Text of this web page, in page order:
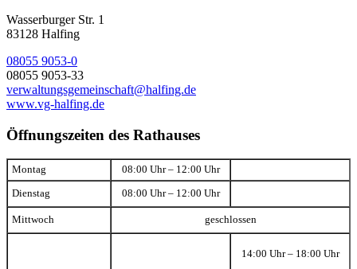
Wasserburger Str. 1
83128 Halfing
08055 9053-0
08055 9053-33
verwaltungsgemeinschaft@halfing.de
www.vg-halfing.de
Öffnungszeiten des Rathauses
Montag 08:00 Uhr – 12:00 Uhr
Dienstag 08:00 Uhr – 12:00 Uhr
Mittwoch geschlossen
14:00 Uhr – 18:00 Uhr